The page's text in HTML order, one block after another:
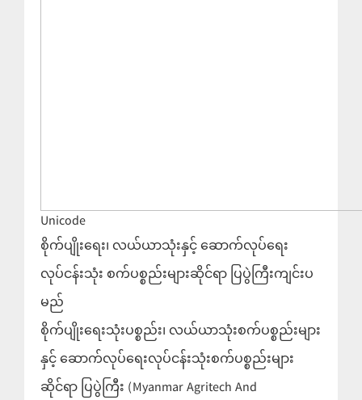
Unicode
စိုက်ပျိုးရေး၊ လယ်ယာသုံးနှင့် ဆောက်လုပ်ရေး
လုပ်ငန်းသုံး စက်ပစ္စည်းများဆိုင်ရာ ပြပွဲကြီးကျင်းပ
မည်
စိုက်ပျိုးရေးသုံးပစ္စည်း၊ လယ်ယာသုံးစက်ပစ္စည်းများ
နှင့် ဆောက်လုပ်ရေးလုပ်ငန်းသုံးစက်ပစ္စည်းများ
ဆိုင်ရာ ပြပွဲကြီး (Myanmar Agritech And